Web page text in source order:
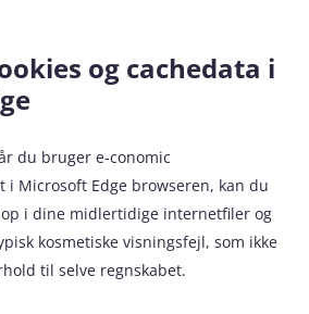
og cachedata i
du bruger e‑conomic
i Microsoft Edge browseren, kan du
i dine midlertidige internetfiler og
kosmetiske visningsfejl, som ikke
til selve regnskabet.